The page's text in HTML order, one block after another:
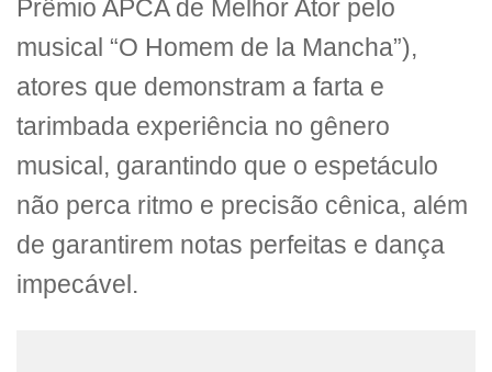
Prêmio APCA de Melhor Ator pelo
musical “O Homem de la Mancha”),
atores que demonstram a farta e
tarimbada experiência no gênero
musical, garantindo que o espetáculo
não perca ritmo e precisão cênica, além
de garantirem notas perfeitas e dança
impecável.